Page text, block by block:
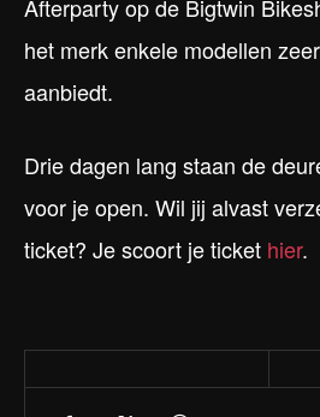
Afterparty op de Bigtwin
het merk enkele modellen
aanbiedt.
Drie dagen lang staan de
voor je open. Wil jij alvast
ticket? Je scoort je ticket hier.